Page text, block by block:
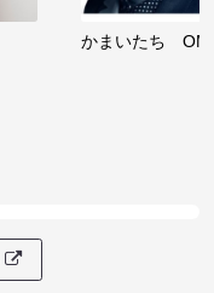
かまいたち